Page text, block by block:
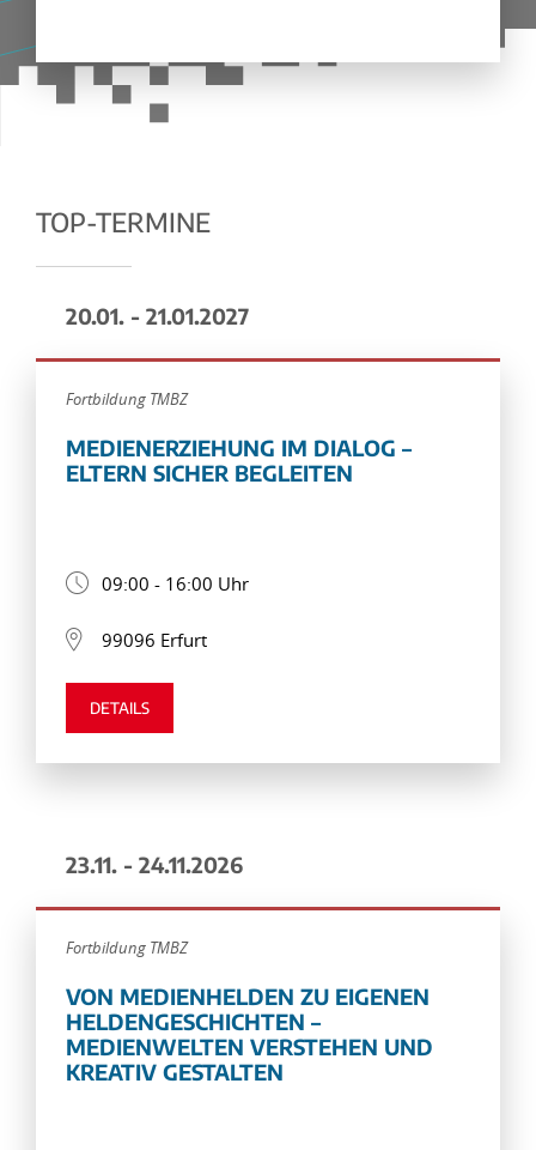
TOP-TERMINE
20.01. - 21.01.2027
Fortbildung TMBZ
MEDIENERZIEHUNG IM DIALOG –
ELTERN SICHER BEGLEITEN
09:00 - 16:00 Uhr
99096 Erfurt
DETAILS
23.11. - 24.11.2026
Fortbildung TMBZ
VON MEDIENHELDEN ZU EIGENEN
HELDENGESCHICHTEN –
MEDIENWELTEN VERSTEHEN UND
KREATIV GESTALTEN